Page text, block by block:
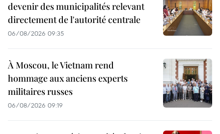
devenir des municipalités relevant
directement de l'autorité centrale
06/08/2026 09:35
À Moscou, le Vietnam rend
hommage aux anciens experts
militaires russes
06/08/2026 09:19